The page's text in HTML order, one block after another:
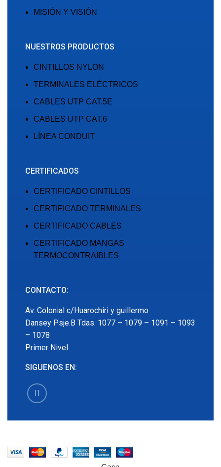
MISIÓN Y VISIÓN
NUESTROS PRODUCTOS
CINTILLOS NYLON
TERMINALES ELÉCTRICOS
CABLES UTP CAT.5E
CABLES UTP CAT.6
LÍNEA CONDUIT
CERTIFICADOS
CERTIFICADO CINTILLOS
CERTIFICADO TERMINALES
CERTIFICADO CABLES
CERTIFICADO MANGAS
TERMOCONTRAIBLES
CONTACTO:
Av. Colonial c/Huarochiri y guillermo
Dansey Psje.B Tdas. 1077 – 1079 – 1091 – 1093
– 1078
Primer Nivel
SIGUENOS EN: